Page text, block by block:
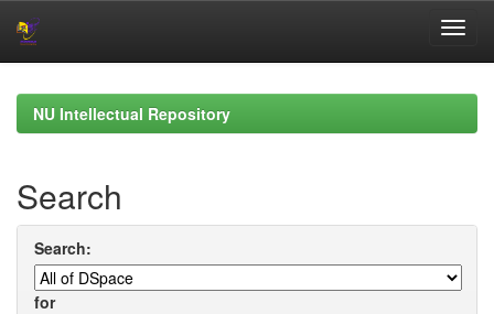
navigationNU Intellectual Repository
Search
Search:
for